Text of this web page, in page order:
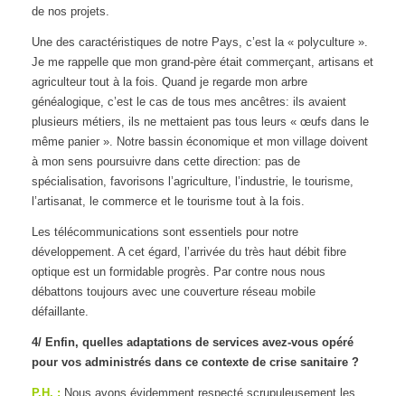
de nos projets.
Une des caractéristiques de notre Pays, c’est la « polyculture ».
Je me rappelle que mon grand-père était commerçant, artisans et
agriculteur tout à la fois. Quand je regarde mon arbre
généalogique, c’est le cas de tous mes ancêtres: ils avaient
plusieurs métiers, ils ne mettaient pas tous leurs « œufs dans le
même panier ». Notre bassin économique et mon village doivent
à mon sens poursuivre dans cette direction: pas de
spécialisation, favorisons l’agriculture, l’industrie, le tourisme,
l’artisanat, le commerce et le tourisme tout à la fois.
Les télécommunications sont essentiels pour notre
développement. A cet égard, l’arrivée du très haut débit fibre
optique est un formidable progrès. Par contre nous nous
débattons toujours avec une couverture réseau mobile
défaillante.
4/ Enfin, quelles adaptations de services avez-vous opéré
pour vos administrés dans ce contexte de crise sanitaire ?
P.H. : Nous avons évidemment respecté scrupuleusement les